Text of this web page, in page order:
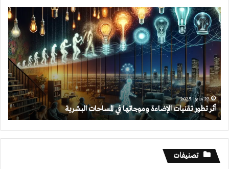
أثر
تطور
تقنيات
الإضاءة
وموجاتها
في
المساحات
البشرية
22 مايو، 2025
أثر تطور تقنيات الإضاءة وموجاتها في المساحات البشرية
تصنيفات